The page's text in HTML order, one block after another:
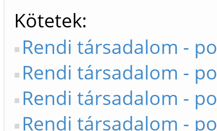
Kötetek
Rendi társadalom -
Rendi társadalom -
Rendi társadalom -
Rendi társadalom -